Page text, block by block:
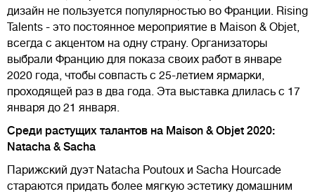
дизайн не пользуется популярностью во Франции. Rising
Talents - это постоянное мероприятие в Maison & Objet,
всегда с акцентом на одну страну. Организаторы
выбрали Францию для показа своих работ в январе
2020 года, чтобы совпасть с 25-летием ярмарки,
проходящей раз в два года. Эта выставка длилась с 17
января до 21 января.
Среди растущих талантов на Maison & Objet 2020:
Natacha & Sacha
Парижский дуэт Natacha Poutoux и Sacha Hourcade
стараются придать более мягкую эстетику домашним